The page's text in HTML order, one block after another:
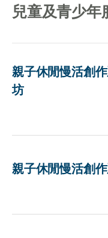
兒童及青少年
親子休閒慢活創
坊
親子休閒慢活創